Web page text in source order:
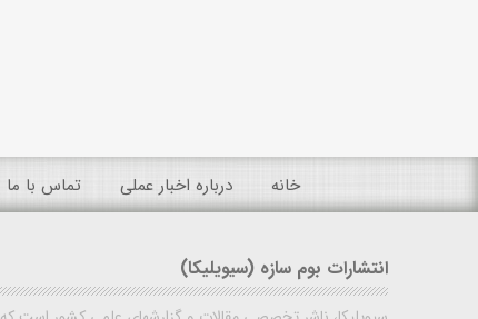
خانه درباره اخبار عملی تماس با ما
انتشارات بوم سازه (سیویلیکا)